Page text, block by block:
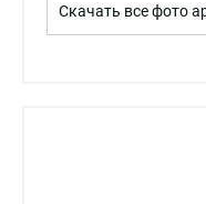
Скачать все фото